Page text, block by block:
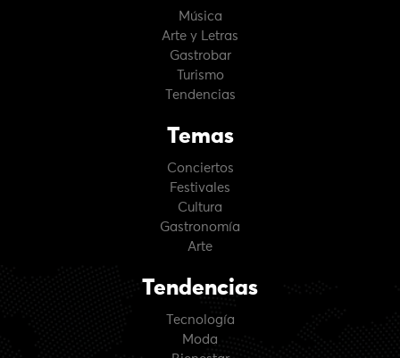
Música
Arte y Letras
Gastrobar
Turismo
Tendencias
Temas
Conciertos
Festivales
Cultura
Gastronomía
Arte
Tendencias
Tecnología
Moda